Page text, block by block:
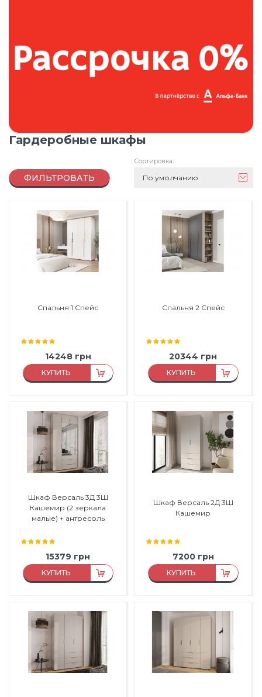
Гардеробные шкафы
ФИЛЬТРОВАТЬ
Сортировка:
По умолчанию
Спальня 1 Спейс
14248 грн
КУПИТЬ
Матеріал:
ДСП
Матеріал каркасу: ДСП
Матеріал фасаду:
Спальня 2 Спейс
20344 грн
КУПИТЬ
Матеріал:
ДСП
Матеріал каркасу:
Матеріал фасаду:
ДСП
Шкаф Версаль 3Д 3Ш
Кашемир (2 зеркала
малые) + антресоль
15379 грн
КУПИТЬ
ЛДСП
Матеріал каркасу:
Шкаф Версаль 2Д 3Ш
Кашемир
7200 грн
КУПИТЬ
Материал каркаса:
ЛДСП
Материал фасада:
Производитель:
Феникс